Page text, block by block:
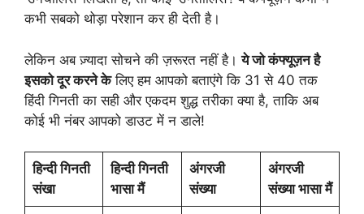
कभी सबको थोड़ा परेशान कर ही देती है।
लेकिन अब ज़्यादा सोचने की ज़रूरत नहीं है।ये जो कंफ्यूज़न है
इसको दूर करने केलिए हम आपको बताएंगे कि 31 से 40 तक
हिंदी गिनती का सही और एकदम शुद्ध तरीका क्या है, ताकि अब
कोई भी नंबर आपको डाउट में न डाले!
हिन्दी गिनती
संखा
हिन्दी गिनती
भासा मैं
अंगरजी
संख्या
अंगरजी
संख्या भासा मैं